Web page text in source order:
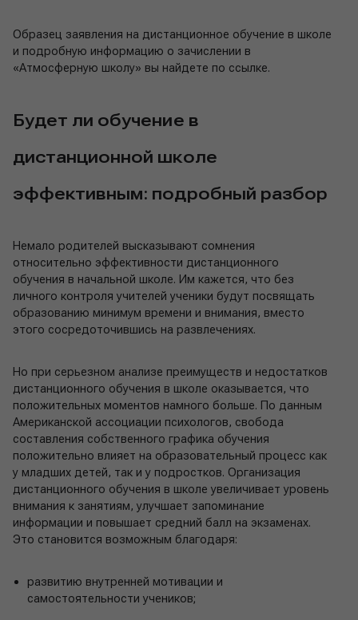
Образец заявления на дистанционное обучение в школе
и подробную информацию о зачислении в
«Атмосферную школу» вы найдете по ссылке.
Будет ли обучение в
дистанционной школе
эффективным: подробный разбор
Немало родителей высказывают сомнения
относительно эффективности дистанционного
обучения в начальной школе. Им кажется, что без
личного контроля учителей ученики будут посвящать
образованию минимум времени и внимания, вместо
этого сосредоточившись на развлечениях.
Но при серьезном анализе преимуществ и недостатков
дистанционного обучения в школе оказывается, что
положительных моментов намного больше. По данным
Американской ассоциации психологов, свобода
составления собственного графика обучения
положительно влияет на образовательный процесс как
у младших детей, так и у подростков. Организация
дистанционного обучения в школе увеличивает уровень
внимания к занятиям, улучшает запоминание
информации и повышает средний балл на экзаменах.
Это становится возможным благодаря:
развитию внутренней мотивации и
самостоятельности учеников;